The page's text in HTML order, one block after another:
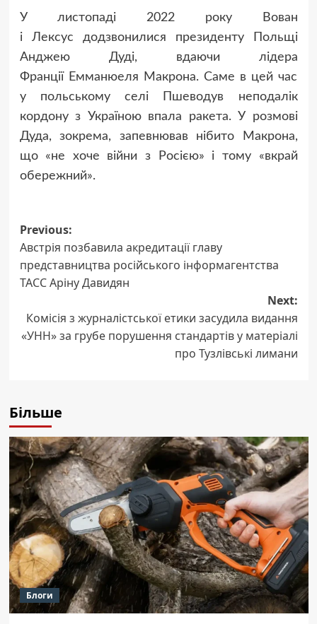
У листопаді 2022 року Вован
і Лексус додзвонилися президенту Польщі
Анджею Дуді, вдаючи лідера
Франції Емманюеля Макрона. Саме в цей час
у польському селі Пшеводув неподалік
кордону з Україною впала ракета. У розмові
Дуда, зокрема, запевнював нібито Макрона,
що «не хоче війни з Росією» і тому «вкрай
обережний».
Post
navigation
Previous:
Австрія позбавила акредитації главу
представництва російського інформагентства
ТАСС Аріну Давидян
Next:
Комісія з журналістської етики засудила видання
«УНН» за грубе порушення стандартів у матеріалі
про Тузлівські лимани
Більше
Блоги